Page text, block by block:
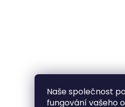
Naše společnost
fungování vašeho